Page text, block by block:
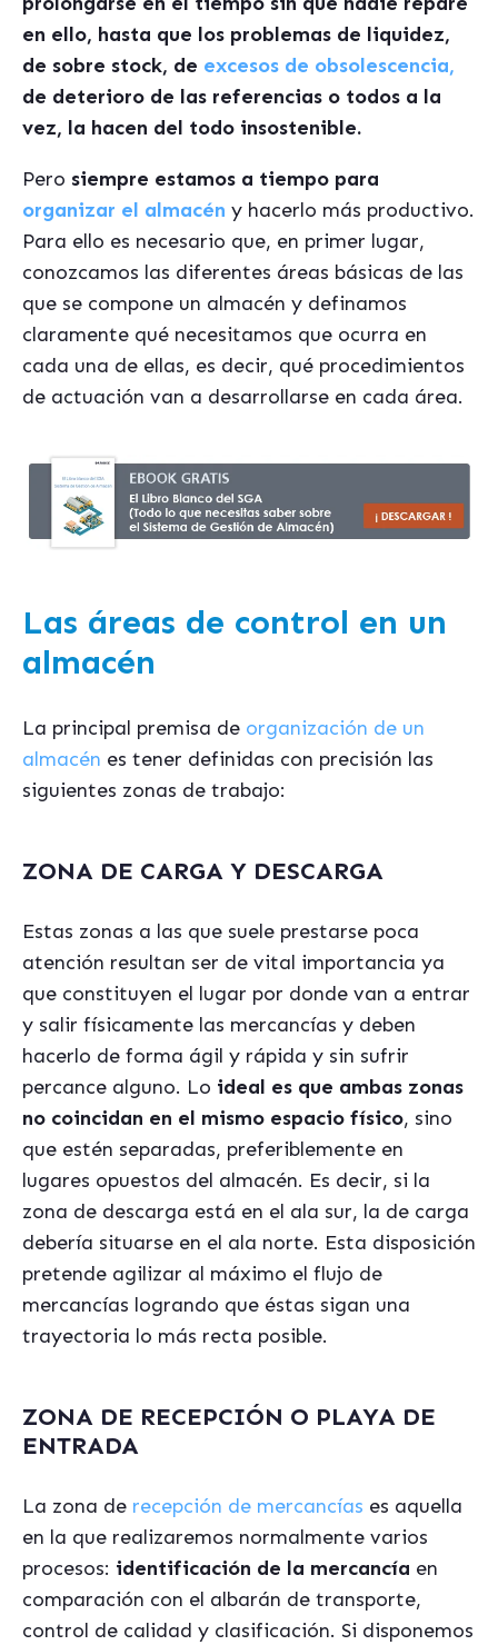
en ello, hasta que los problemas de liquidez,
de sobre stock, de excesos de obsolescencia,
de deterioro de las referencias o todos a la
vez, la hacen del todo insostenible.
Pero siempre estamos a tiempo para
organizar el almacén y hacerlo más productivo.
Para ello es necesario que, en primer lugar,
conozcamos las diferentes áreas básicas de las
que se compone un almacén y definamos
claramente qué necesitamos que ocurra en
cada una de ellas, es decir, qué procedimientos
de actuación van a desarrollarse en cada área.
Las áreas de control en un
almacén
La principal premisa de organización de un
almacén es tener definidas con precisión las
siguientes zonas de trabajo:
ZONA DE CARGA Y DESCARGA
Estas zonas a las que suele prestarse poca
atención resultan ser de vital importancia ya
que constituyen el lugar por donde van a entrar
y salir físicamente las mercancías y deben
hacerlo de forma ágil y rápida y sin sufrir
percance alguno. Lo ideal es que ambas zonas
no coincidan en el mismo espacio físico, sino
que estén separadas, preferiblemente en
lugares opuestos del almacén. Es decir, si la
zona de descarga está en el ala sur, la de carga
debería situarse en el ala norte. Esta disposición
pretende agilizar al máximo el flujo de
mercancías logrando que éstas sigan una
trayectoria lo más recta posible.
ZONA DE RECEPCIÓN O PLAYA DE
ENTRADA
La zona de recepción de mercancías es aquella
en la que realizaremos normalmente varios
procesos: identificación de la mercancía en
comparación con el albarán de transporte,
control de calidad y clasificación. Si disponemos